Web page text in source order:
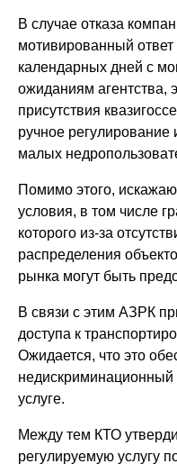
В случае отказа
мотивированный ответ
календарных дней с
ожиданиям агентства,
присутствия
ручное регулирование
малых
Помимо этого,
условия, в том числе
которого из-за
распределения
рынка могут быть
В связи с этим АЗРК
доступа к
Ожидается, что это
недискриминационный
услуге.
Между тем КТО
регулируемую услугу